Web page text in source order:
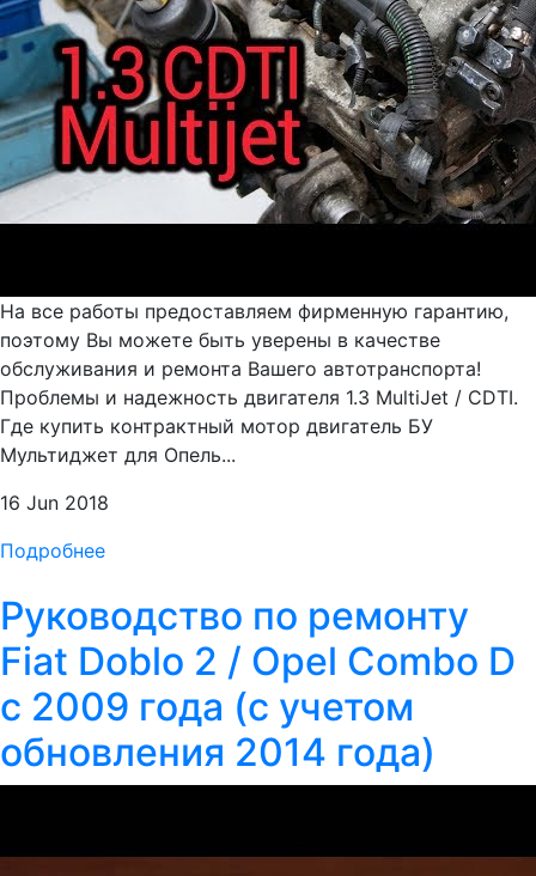
На все работы предоставляем фирменную гарантию,
поэтому Вы можете быть уверены в качестве
обслуживания и ремонта Вашего автотранспорта!
Проблемы и надежность двигателя 1.3 MultiJet / CDTI.
Где купить контрактный мотор двигатель БУ
Мультиджет для Опель...
16 Jun 2018
Подробнее
Руководство по ремонту
Fiat Doblo 2 / Opel Combo D
c 2009 года (с учетом
обновления 2014 года)